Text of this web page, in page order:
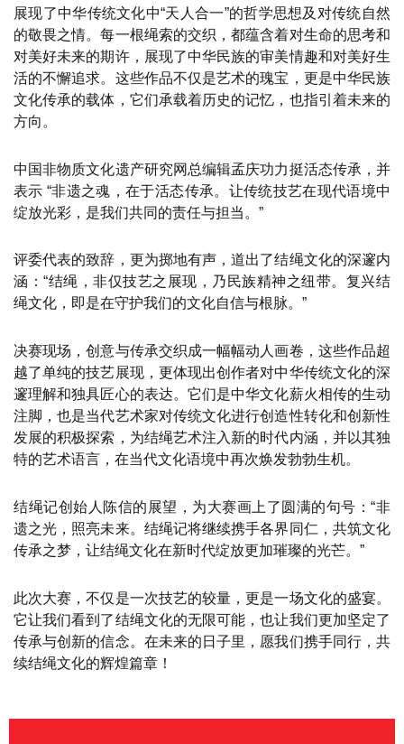
展现了中华传统文化中“天人合一”的哲学思想及对传统自然
的敬畏之情。每一根绳索的交织，都蕴含着对生命的思考和
对美好未来的期许，展现了中华民族的审美情趣和对美好生
活的不懈追求。这些作品不仅是艺术的瑰宝，更是中华民族
文化传承的载体，它们承载着历史的记忆，也指引着未来的
方向。
中国非物质文化遗产研究网总编辑孟庆功力挺活态传承，并
表示 “非遗之魂，在于活态传承。让传统技艺在现代语境中
绽放光彩，是我们共同的责任与担当。”
评委代表的致辞，更为掷地有声，道出了结绳文化的深邃内
涵：“结绳，非仅技艺之展现，乃民族精神之纽带。复兴结
绳文化，即是在守护我们的文化自信与根脉。”
决赛现场，创意与传承交织成一幅幅动人画卷，这些作品超
越了单纯的技艺展现，更体现出创作者对中华传统文化的深
邃理解和独具匠心的表达。它们是中华文化薪火相传的生动
注脚，也是当代艺术家对传统文化进行创造性转化和创新性
发展的积极探索，为结绳艺术注入新的时代内涵，并以其独
特的艺术语言，在当代文化语境中再次焕发勃勃生机。
结绳记创始人陈信的展望，为大赛画上了圆满的句号：“非
遗之光，照亮未来。结绳记将继续携手各界同仁，共筑文化
传承之梦，让结绳文化在新时代绽放更加璀璨的光芒。”
此次大赛，不仅是一次技艺的较量，更是一场文化的盛宴。
它让我们看到了结绳文化的无限可能，也让我们更加坚定了
传承与创新的信念。在未来的日子里，愿我们携手同行，共
续结绳文化的辉煌篇章！